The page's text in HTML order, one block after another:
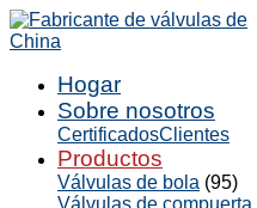
Hogar
Sobre nosotros
CertificadosClientes
Productos
Válvulas de bola (95)
Válvulas de compuerta